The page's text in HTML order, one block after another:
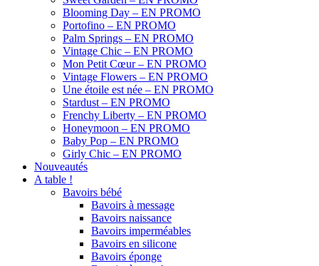
Blooming Day – EN PROMO
Portofino – EN PROMO
Palm Springs – EN PROMO
Vintage Chic – EN PROMO
Mon Petit Cœur – EN PROMO
Vintage Flowers – EN PROMO
Une étoile est née – EN PROMO
Stardust – EN PROMO
Frenchy Liberty – EN PROMO
Honeymoon – EN PROMO
Baby Pop – EN PROMO
Girly Chic – EN PROMO
Nouveautés
A table !
Bavoirs bébé
Bavoirs à message
Bavoirs naissance
Bavoirs imperméables
Bavoirs en silicone
Bavoirs éponge